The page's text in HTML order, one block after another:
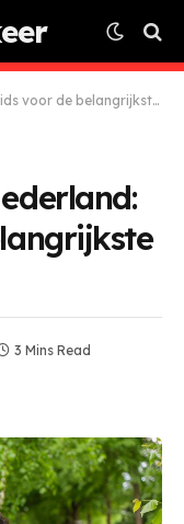
de belangrijkste stappen
3 Mins Read